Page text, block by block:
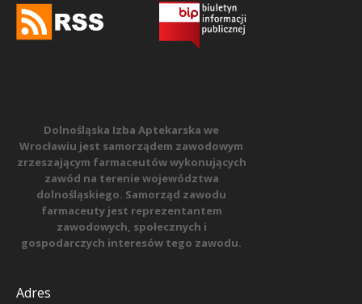
Dolnośląska Izba Aptekarska we
Wrocławiu jest samorządem zawodowym
zrzeszającym farmaceutów wykonujących
zawód na terenie województwa
dolnośląskiego. Samorząd zawodu
farmaceuty jest reprezentantem
zawodowych, społecznych i
gospodarczych interesów tego zawodu.
Adres